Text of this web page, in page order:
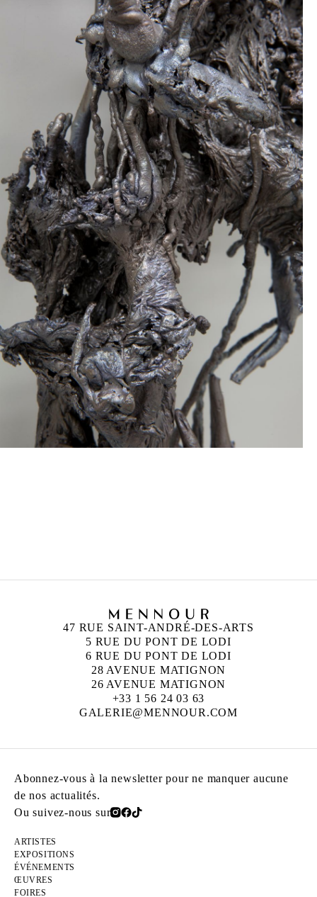
47 RUE SAINT-ANDRÉ-DES-ARTS
5 RUE DU PONT DE LODI
6 RUE DU PONT DE LODI
28 AVENUE MATIGNON
26 AVENUE MATIGNON
+33 1 56 24 03 63
GALERIE@MENNOUR.COM
Abonnez-vous à la newsletter pour ne manquer aucune
de nos actualités.
Ou suivez-nous sur
ARTISTES
EXPOSITIONS
ÉVÉNEMENTS
ŒUVRES
FOIRES